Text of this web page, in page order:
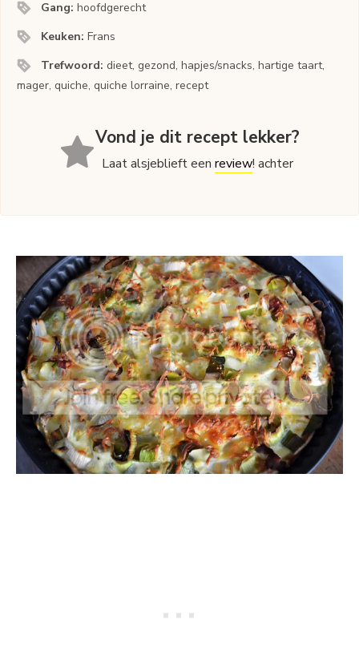
Gang:hoofdgerecht
Keuken:Frans
Trefwoord:dieet, gezond, hapjes/snacks, hartige taart,
mager, quiche, quiche lorraine, recept
Vond je dit recept lekker?
Laat alsjeblieft eenreview! achter